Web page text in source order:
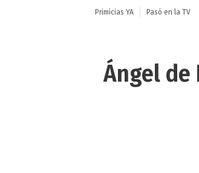
Primicias YA Pasó en la TV
Ángel de